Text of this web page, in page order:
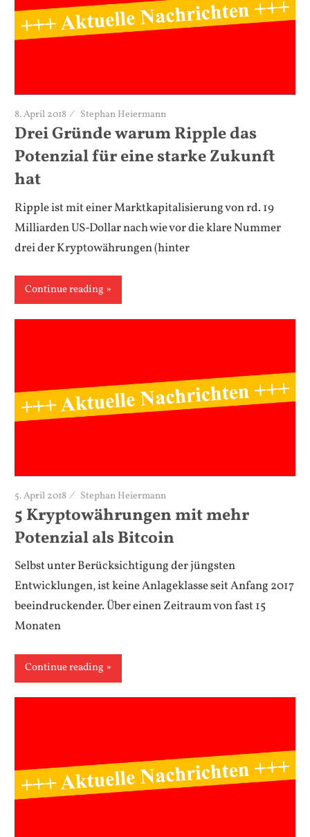
8. April 2018 Stephan Heiermann
Drei Gründe warum Ripple das
Potenzial für eine starke Zukunft
hat
Ripple ist mit einer Marktkapitalisierung von rd. 19
Milliarden US-Dollar nach wie vor die klare Nummer
drei der Kryptowährungen (hinter
Continue reading
5. April 2018 Stephan Heiermann
5 Kryptowährungen mit mehr
Potenzial als Bitcoin
Selbst unter Berücksichtigung der jüngsten
Entwicklungen, ist keine Anlageklasse seit Anfang 2017
beeindruckender. Über einen Zeitraum von fast 15
Monaten
Continue reading